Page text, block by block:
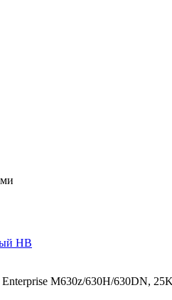
HB
M630z/630H/630DN, 25K